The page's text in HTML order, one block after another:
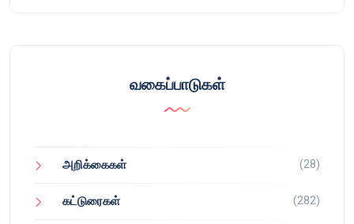
வகைப்பாடுகள்
அறிக்கைகள் (28)
கட்டுரைகள் (282)